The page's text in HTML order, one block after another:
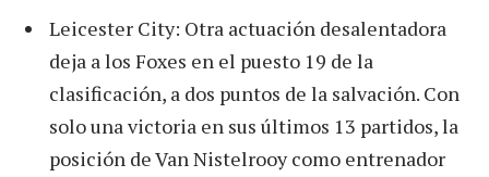
Leicester City: Otra actuación desalentadora
deja a los Foxes en el puesto 19 de la
clasificación, a dos puntos de la salvación. Con
solo una victoria en sus últimos 13 partidos, la
posición de Van Nistelrooy como entrenador